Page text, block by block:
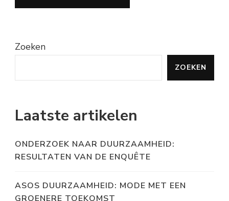
Zoeken
ZOEKEN
Laatste artikelen
ONDERZOEK NAAR DUURZAAMHEID:
RESULTATEN VAN DE ENQUÊTE
ASOS DUURZAAMHEID: MODE MET EEN
GROENERE TOEKOMST